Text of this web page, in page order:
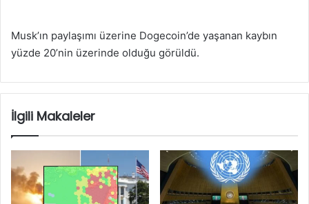
Musk’ın paylaşımı üzerine Dogecoin’de yaşanan kaybın
yüzde 20’nin üzerinde olduğu görüldü.
İlgili Makaleler